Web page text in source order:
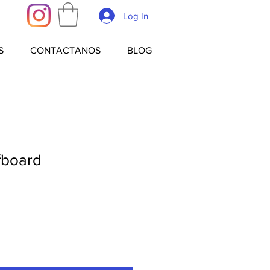
Log In
CONTACTANOS BLOG